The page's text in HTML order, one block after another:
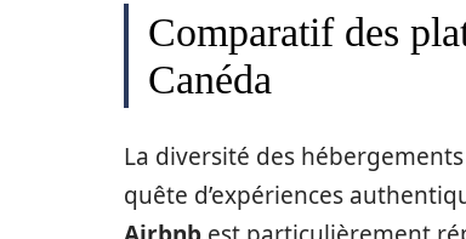
Comparatif des
Canéda
La diversité des
quête d’expériences